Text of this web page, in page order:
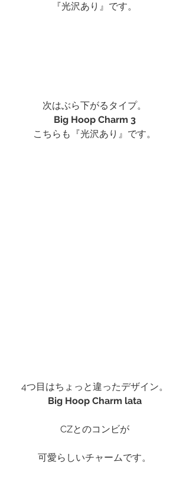
『光沢あり』です。
次はぶら下がるタイプ。
Big Hoop Charm 3
こちらも『光沢あり』です。
4つ目はちょっと違ったデザイン。
Big Hoop Charm lata
CZとのコンビが
可愛らしいチャームです。